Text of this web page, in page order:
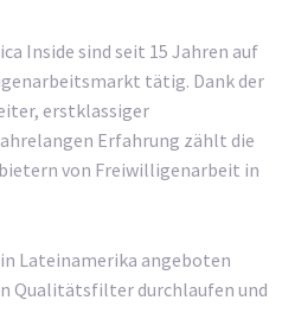
Inside sind seit 15 Jahren auf
tätig. Dank der
erstklassiger
Erfahrung zählt die
von Freiwilligenarbeit in
Lateinamerika angeboten
Qualitätsfilter durchlaufen und